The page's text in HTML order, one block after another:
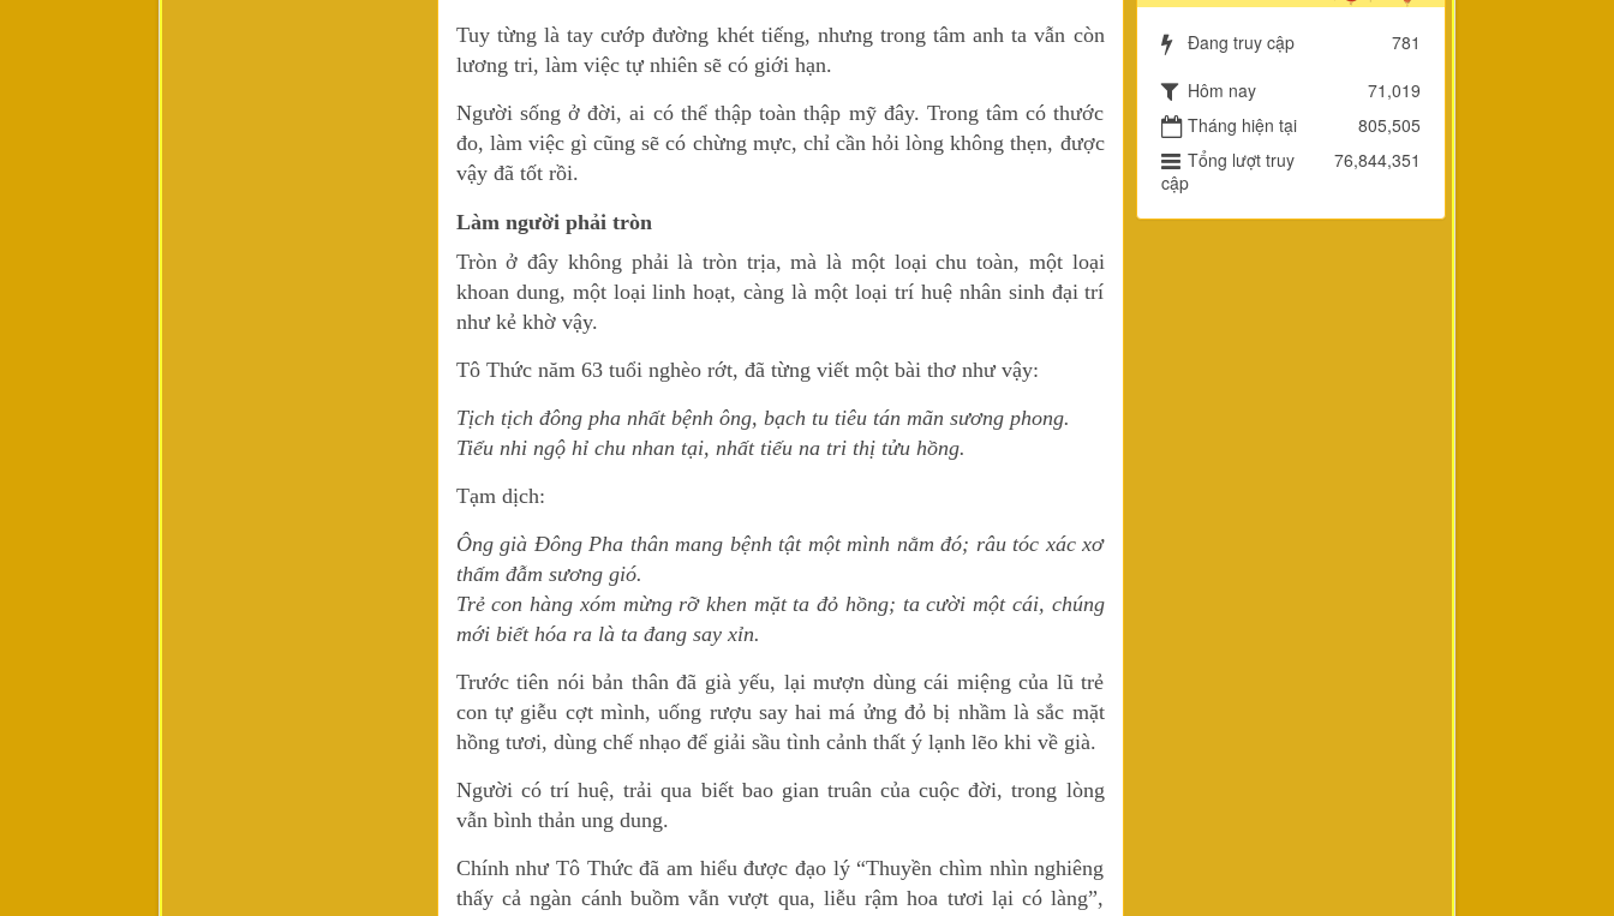
Tuy từng là tay cướp đường khét tiếng, nhưng trong tâm anh ta vẫn còn
lương tri, làm việc tự nhiên sẽ có giới hạn.
Người sống ở đời, ai có thể thập toàn thập mỹ đây. Trong tâm có thước
đo, làm việc gì cũng sẽ có chừng mực, chỉ cần hỏi lòng không thẹn, được
vậy đã tốt rồi.
Làm người phải tròn
Tròn ở đây không phải là tròn trịa, mà là một loại chu toàn, một loại
khoan dung, một loại linh hoạt, càng là một loại trí huệ nhân sinh đại trí
như kẻ khờ vậy.
Tô Thức năm 63 tuổi nghèo rớt, đã từng viết một bài thơ như vậy:
Tịch tịch đông pha nhất bệnh ông, bạch tu tiêu tán mãn sương phong.
Tiểu nhi ngộ hỉ chu nhan tại, nhất tiếu na tri thị tửu hồng.
Tạm dịch:
Ông già Đông Pha thân mang bệnh tật một mình nằm đó; râu tóc xác xơ
thấm đẫm sương gió.
Trẻ con hàng xóm mừng rỡ khen mặt ta đỏ hồng; ta cười một cái, chúng
mới biết hóa ra là ta đang say xỉn.
Trước tiên nói bản thân đã già yếu, lại mượn dùng cái miệng của lũ trẻ
con tự giễu cợt mình, uống rượu say hai má ửng đỏ bị nhầm là sắc mặt
hồng tươi, dùng chế nhạo để giải sầu tình cảnh thất ý lạnh lẽo khi về già.
Người có trí huệ, trải qua biết bao gian truân của cuộc đời, trong lòng
vẫn bình thản ung dung.
Chính như Tô Thức đã am hiểu được đạo lý “Thuyền chìm nhìn nghiêng
thấy cả ngàn cánh buồm vẫn vượt qua, liễu rậm hoa tươi lại có làng”,
Đang truy cập
781
Hôm nay
71,019
Tháng hiện tại
805,505
Tổng lượt truy
cập
76,844,351